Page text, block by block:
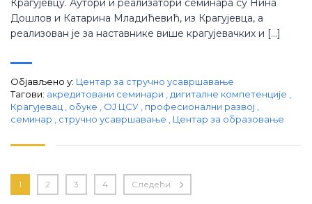
Дошлов и Катарина Младићевић, из Крагујевца, а
реализован је за наставнике више крагујевачких и […]
Објављено у: Центар за стручно усавршавање
Тагови: акредитовани семинари дигиталне компетенције
Крагујевац
обуке ОЈ ЦСУ професионални развој
семинар
стручно усавршавање Центар за образовање
1 2 3 4 Следећи